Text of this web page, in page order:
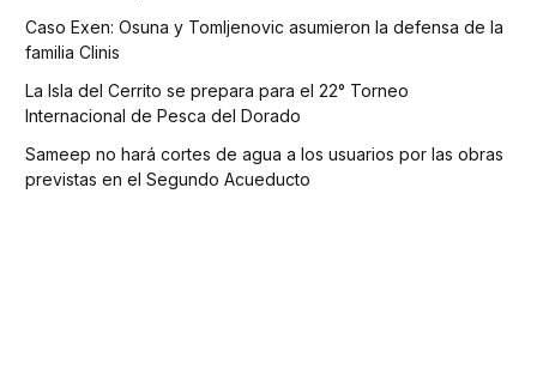
Caso Exen: Osuna y Tomljenovic asumieron la defensa de la
familia Clinis
La Isla del Cerrito se prepara para el 22° Torneo
Internacional de Pesca del Dorado
Sameep no hará cortes de agua a los usuarios por las obras
previstas en el Segundo Acueducto